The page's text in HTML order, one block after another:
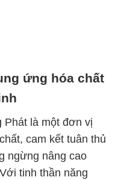
ứng hóa chất
Phát là một đơn vị
cam kết tuân thủ
ngừng nâng cao
tinh thần năng